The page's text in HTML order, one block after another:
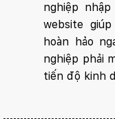
nghiệp
website
hoàn hảo
nghiệp phải
tiến độ kinh